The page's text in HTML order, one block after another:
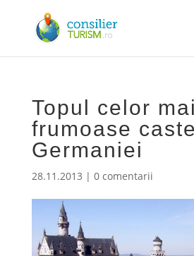
Topul celor mai
frumoase
Germaniei
28.11.2013 | 0 comentarii